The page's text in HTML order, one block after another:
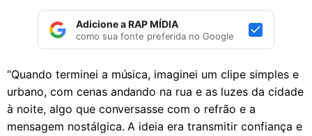
Adicione a RAP MÍDIA
como sua fonte preferida no Google
“Quando terminei a música, imaginei um clipe simples e
urbano, com cenas andando na rua e as luzes da cidade
à noite, algo que conversasse com o refrão e a
mensagem nostálgica. A ideia era transmitir confiança e